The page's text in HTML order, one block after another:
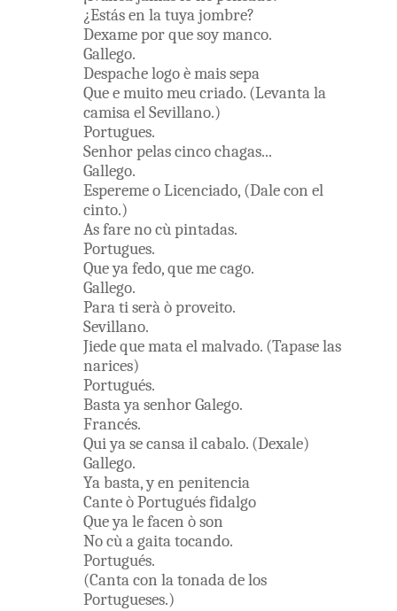
¿Estásen latuyajombre?
Dexamepor quesoymanco.
Gallego.
Despachelogoèmaissepa
Queemuitomeucriado. (Levantala
camisaelSevillano.)
Portugues.
Senhorpelascincochagas...
Gallego.
EsperemeoLicenciado, (Dalecon el
cinto.)
Asfarenocùpintadas.
Portugues.
Queyafedo,quemecago.
Gallego.
Paratiseràòproveito.
Sevillano.
Jiedequemataelmalvado. (Tapaselas
narices)
Portugués.
BastayasenhorGalego.
Francés.
Quiyasecansailcabalo. (Dexale)
Gallego.
Yabasta,yen penitencia
CanteòPortuguésfidalgo
Queyalefacen òson
Nocùagaitatocando.
Portugués.
(Cantacon latonadadelos
Portugueses.)